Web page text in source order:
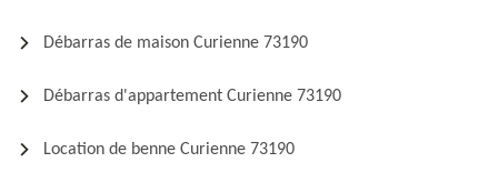
Débarras de maison Curienne 73190
Débarras d'appartement Curienne 73190
Location de benne Curienne 73190